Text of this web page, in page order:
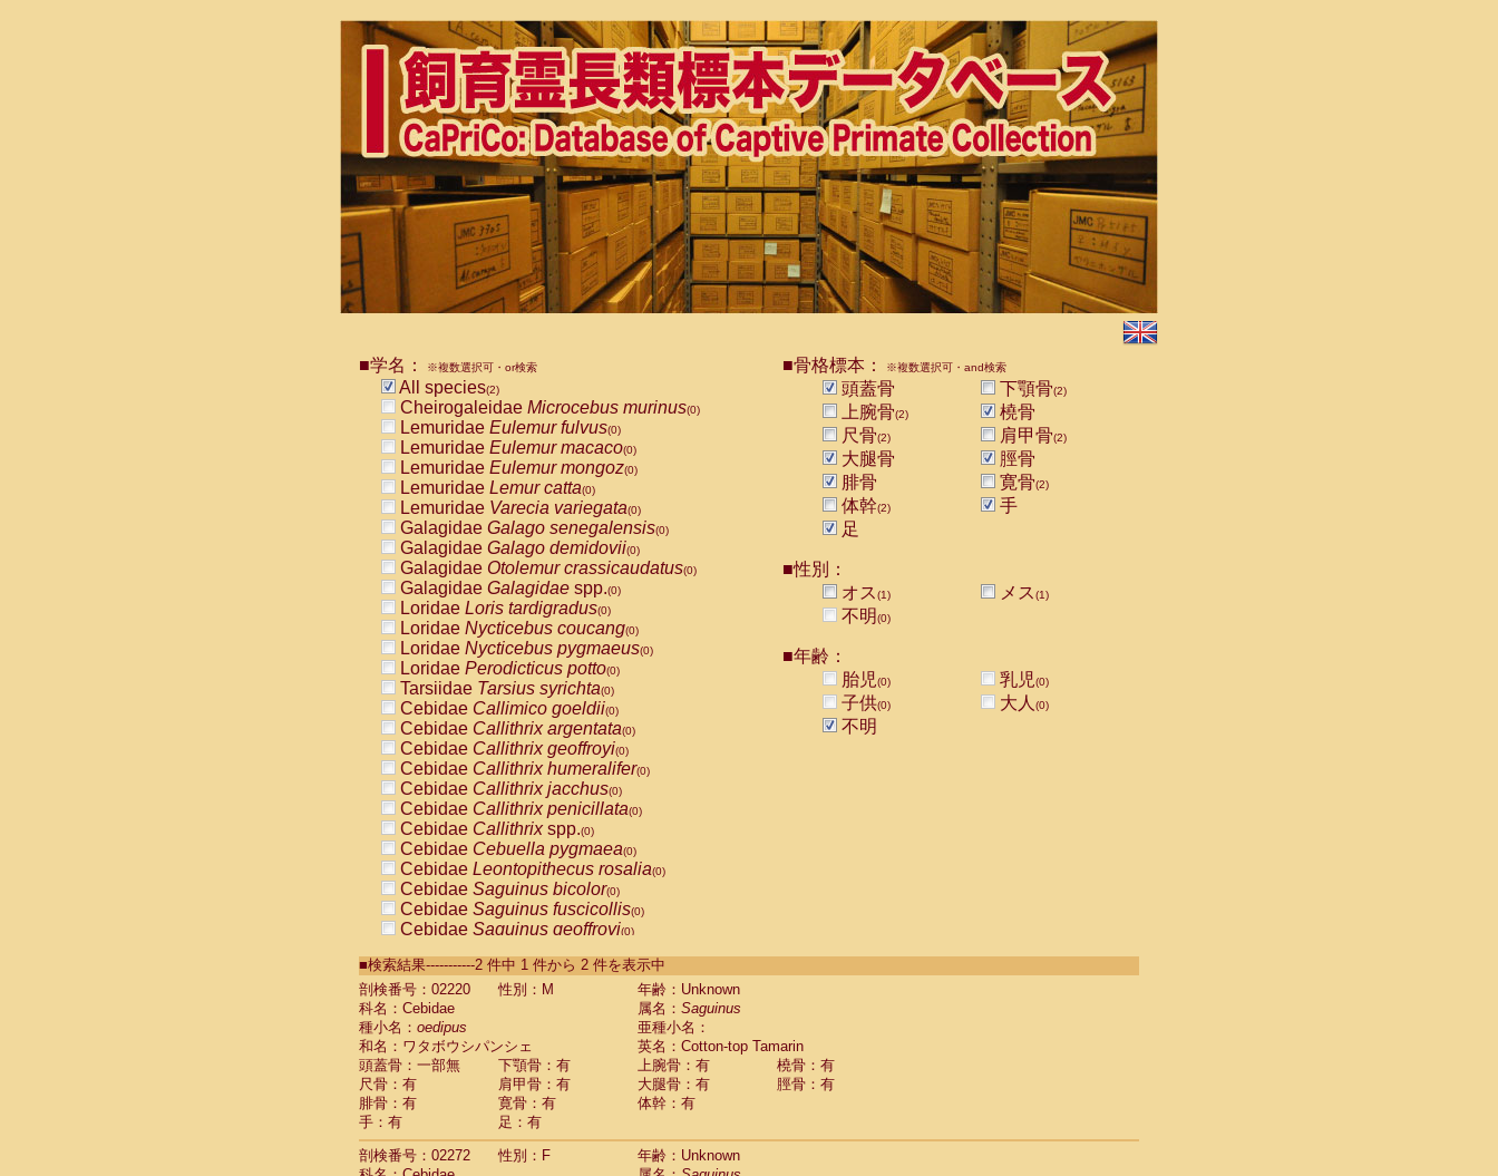
■学名： ※複数選択可・or検索
All species(2)
Cheirogaleidae Microcebus murinus(0)
Lemuridae Eulemur fulvus(0)
Lemuridae Eulemur macaco(0)
Lemuridae Eulemur mongoz(0)
Lemuridae Lemur catta(0)
Lemuridae Varecia variegata(0)
Galagidae Galago senegalensis(0)
Galagidae Galago demidovii(0)
Galagidae Otolemur crassicaudatus(0)
Galagidae Galagidae spp.(0)
Loridae Loris tardigradus(0)
Loridae Nycticebus coucang(0)
Loridae Nycticebus pygmaeus(0)
Loridae Perodicticus potto(0)
Tarsiidae Tarsius syrichta(0)
Cebidae Callimico goeldii(0)
Cebidae Callithrix argentata(0)
Cebidae Callithrix geoffroyi(0)
Cebidae Callithrix humeralifer(0)
Cebidae Callithrix jacchus(0)
Cebidae Callithrix penicillata(0)
Cebidae Callithrixspp.(0)
Cebidae Cebuella pygmaea(0)
Cebidae Leontopithecus rosalia(0)
Cebidae Saguinus bicolor(0)
Cebidae Saguinus fuscicollis(0)
Cebidae Saguinus geoffroyi(0)
CebidaeSaguinus labiatus(0)
Cebidae Saguinus leucopus (0)
Cebidae
Cebidae
CebidaeSaguinus nigricollis (1)
Cebidae Saguinus oedipus
Cebidae Saguinus weddelli
Cebidae Saguinusspp.
Cebidae Aotus trivirgatus
Cebidae Cebus albifrons
Cebidae
■骨格標本： ※複数選択可・and検索
頭蓋骨 下顎骨(2)
上腕骨(2)
橈骨
尺骨(2) 肩甲骨(2)
大腿骨
脛骨
腓骨
寛骨(2)
体幹(2)
手
足
■性別：
オス(1) メス(1)
不明(0)
■年齢：
胎児(0) 乳児(0)
子供(0) 大人 (0)
不明
■検索結果-----------2 件中 1 件から 2 件を表示中
剖検番号：02220
性別：M
年齢：Unknown
科名：Cebidae
属名： Saguinus
種小名： oedipus
亜種小名：
和名：ワタボウシパンシェ
英名：Cotton-top Tamarin
頭蓋骨：一部無
下顎骨：有 上腕骨：有
橈骨：有
尺骨：有
肩甲骨：有 大腿骨：有
脛骨：有
腓骨：有
寛骨：有
体幹：有
手：有
足：有
剖検番号：02272
性別：F
年齢：Unknown